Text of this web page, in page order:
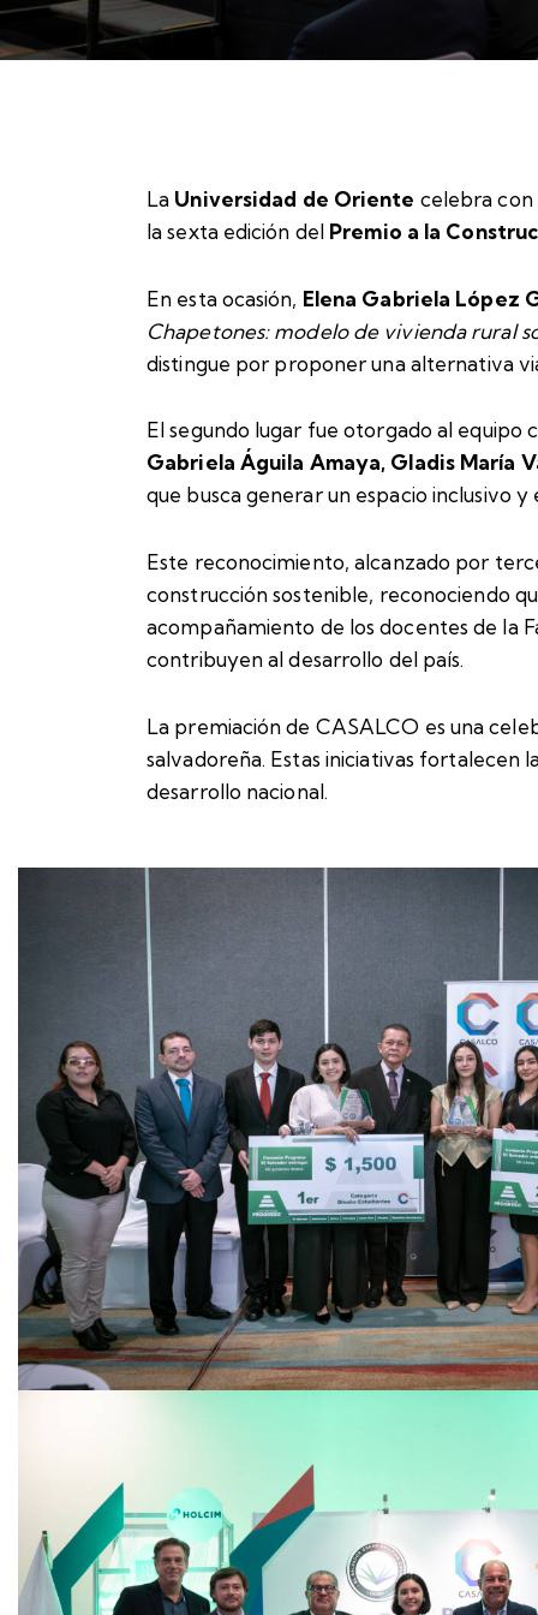
La Universidad de Oriente celebra con
la sexta edición del Premio a la
En esta ocasión, Elena Gabriela López
Chapetones: modelo de vivienda rural
distingue por proponer una alternativa
El segundo lugar fue otorgado al
Gabriela Águila Amaya, Gladis María
que busca generar un espacio inclusivo
Este reconocimiento, alcanzado por
construcción sostenible, reconociendo
acompañamiento de los docentes de la
contribuyen al desarrollo del país.
La premiación de CASALCO es una
salvadoreña. Estas iniciativas fortalecen
desarrollo nacional.